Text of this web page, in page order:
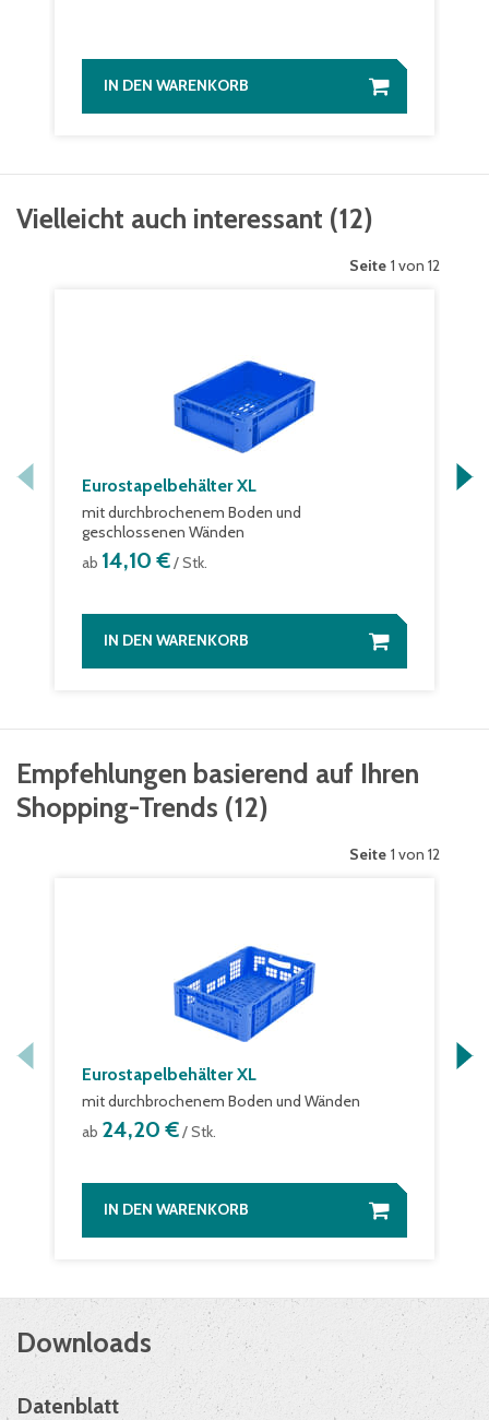
IN DEN WARENKORB
Vielleicht auch interessant (12)
Seite 1 von 12
Eurostapelbehälter XL
mit durchbrochenem Boden und
geschlossenen Wänden
ab 14,10 €/ Stk.
IN DEN WARENKORB
Empfehlungen basierend auf Ihren
Shopping-Trends (12)
Seite 1 von 12
Eurostapelbehälter XL
mit durchbrochenem Boden und Wänden
ab 24,20 €/ Stk.
IN DEN WARENKORB
Downloads
Datenblatt